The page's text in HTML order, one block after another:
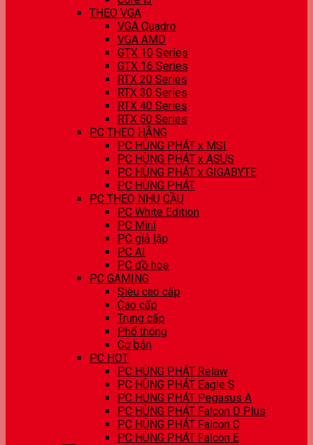
THEO VGA
VGA Quadro
VGA AMD
GTX 10 Series
GTX 16 Series
RTX 20 Series
RTX 30 Series
RTX 40 Series
RTX 50 Series
PC THEO HÃNG
PC HÙNG PHÁT x MSI
PC HÙNG PHÁT x ASUS
PC HÙNG PHÁT x GIGABYTE
PC HÙNG PHÁT
PC THEO NHU CẦU
PC White Edition
PC Mini
PC giả lập
PC AI
PC đồ hoạ
PC GAMING
Siêu cao cấp
Cao cấp
Trung cấp
Phổ thông
Cơ bản
PC HOT
PC HÙNG PHÁT Relaw
PC HÙNG PHÁT Eagle S
PC HÙNG PHÁT Pegasus A
PC HÙNG PHÁT Falcon D Plus
PC HÙNG PHÁT Falcon C
PC HÙNG PHÁT Falcon E